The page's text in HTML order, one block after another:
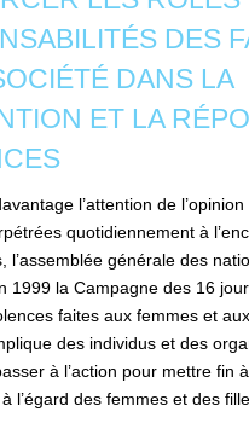
DES
DANS LA
ET LA
l’attention de
quotidiennement à
l’assemblée générale des
1999 la Campagne des 16
faites aux femmes et
des individus et des
à l’action pour mettre fin
l’égard des femmes et des